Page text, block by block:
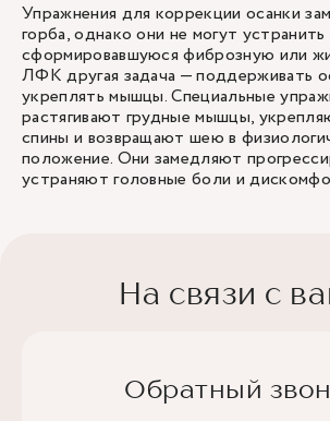
Упражнения для коррекции осанки
горба, однако они не могут
сформировавшуюся фиброзную или
ЛФК другая задача — поддерживать
укреплять мышцы. Специальные
растягивают грудные мышцы,
спины и возвращают шею в
положение. Они замедляют
устраняют головные боли и
На связи с
Обратный